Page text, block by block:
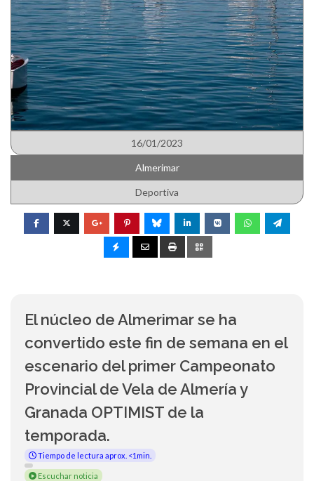
16/01/2023
Almerimar
Deportiva
El núcleo de Almerimar se ha
convertido este fin de semana en el
escenario del primer Campeonato
Provincial de Vela de Almería y
Granada OPTIMIST de la
temporada.
Tiempo de lectura aprox. <1min.
Escuchar noticia